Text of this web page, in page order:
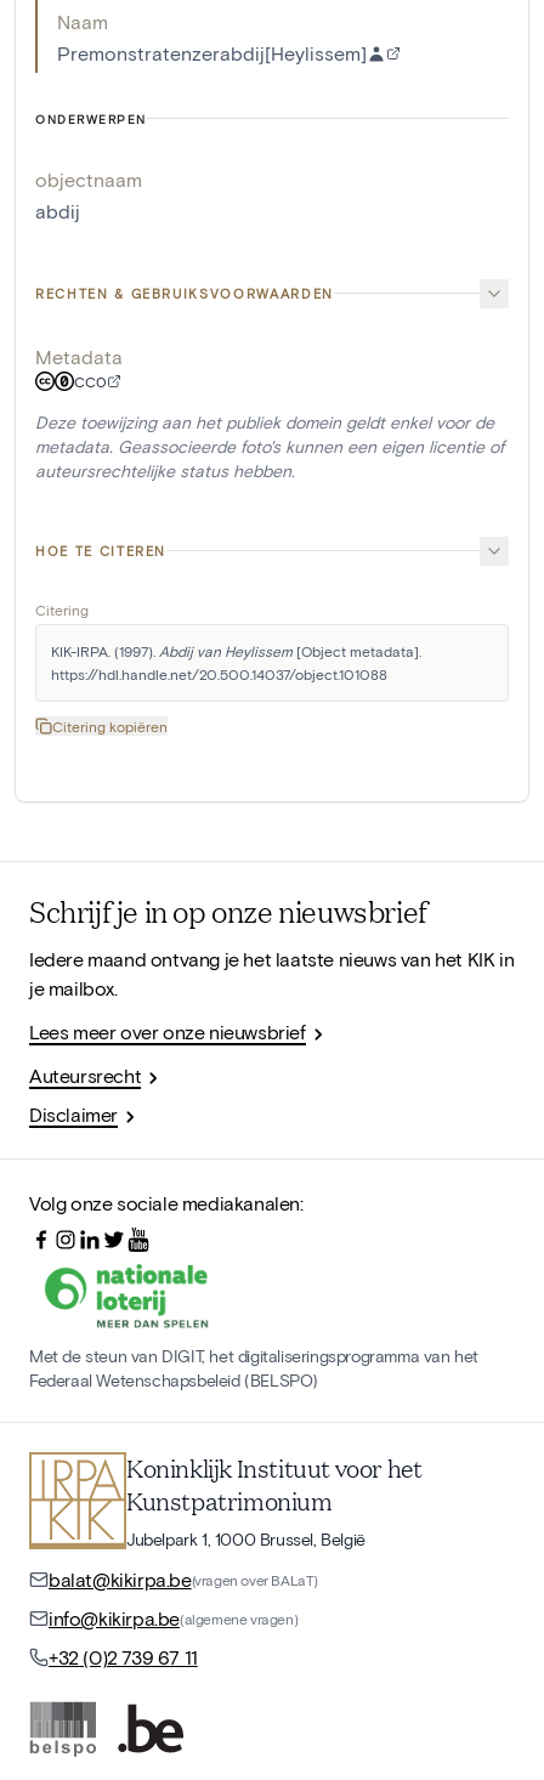
Naam
Premonstratenzerabdij[Heylissem]
ONDERWERPEN
objectnaam
abdij
RECHTEN & GEBRUIKSVOORWAARDEN
Metadata
CC0
Deze toewijzing aan het publiek domein geldt enkel voor de
metadata. Geassocieerde foto's kunnen een eigen licentie of
auteursrechtelijke status hebben.
HOE TE CITEREN
Citering
KIK-IRPA. (1997). Abdij van Heylissem [Object metadata].
https://hdl.handle.net/20.500.14037/object.101088
Citering kopiëren
Schrijf je in op onze nieuwsbrief
Iedere maand ontvang je het laatste nieuws van het KIK in
je mailbox.
Lees meer over onze nieuwsbrief
Auteursrecht
Disclaimer
Volg onze sociale mediakanalen:
Met de steun van DIGIT, het digitaliseringsprogramma van het
Federaal Wetenschapsbeleid (BELSPO)
Koninklijk Instituut voor het
Kunstpatrimonium
Jubelpark 1, 1000 Brussel, België
balat@kikirpa.be(vragen over BALaT)
info@kikirpa.be(algemene vragen)
+32 (0)2 739 67 11